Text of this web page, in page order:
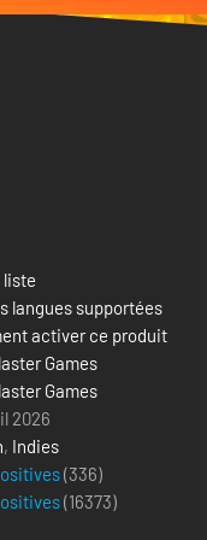
liste
langues supportées
activer ce produit
Games
Games
2026
, Indies
(336)
(16373)